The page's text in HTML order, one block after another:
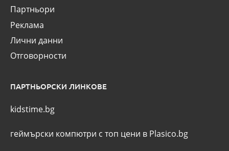
Партньори
Реклама
Лични данни
Отговорности
ПАРТНЬОРСКИ ЛИНКОВЕ
kidstime.bg
геймърски компютри с топ цени в Plasico.bg